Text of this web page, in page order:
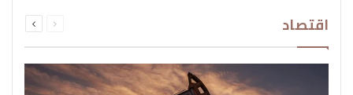
اقتصاد الصفحةالصفحة